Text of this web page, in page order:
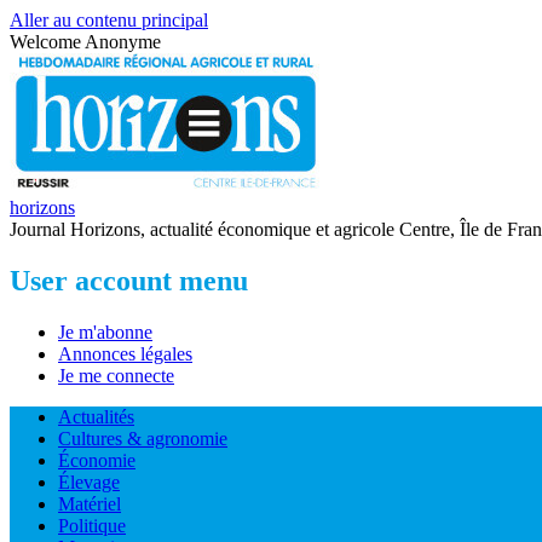
Aller au contenu principal
Welcome Anonyme
horizons
Journal Horizons, actualité économique et agricole Centre, Île de
User account menu
Je m'abonne
Annonces légales
Je me connecte
Actualités
Cultures & agronomie
Économie
Élevage
Matériel
Politique